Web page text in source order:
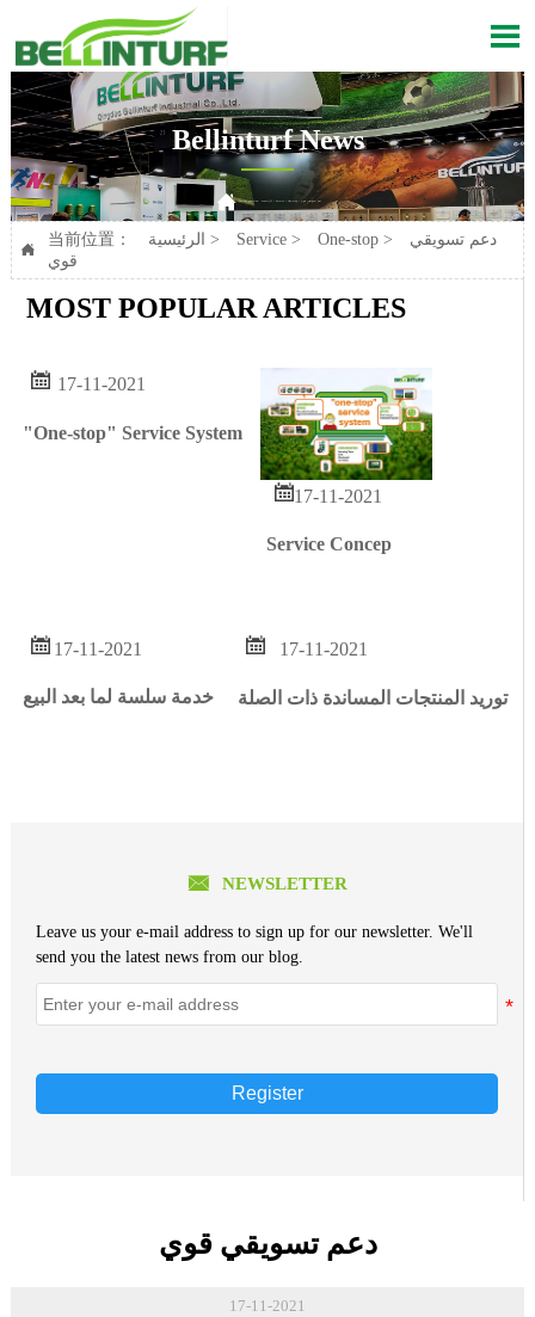

Bellinturf News


当前位置： الرئيسية > Service> One-stop>
دعم تسويقي
قوي
MOST POPULAR ARTICLES
 17-11-2021
"One-stop" Service System
17-11-2021
Service Concep
 17-11-2021
خدمة سلسة لما بعد البيع
 17-11-2021
توريد المنتجات المساندة ذات الصلة
 NEWSLETTER
Leave us your e-mail address to sign up for our newsletter. We'll
send you the latest news from our blog.
Register
دعم تسويقي قوي
17-11-2021